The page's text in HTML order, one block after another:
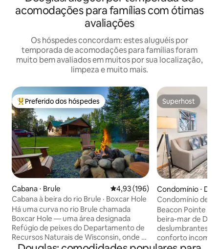
acomodações para famílias com ótimas
avaliações
Os hóspedes concordam: estes aluguéis por
temporada de acomodações para famílias foram
muito bem avaliados em muitos por sua localização,
limpeza e muito mais.
Entre os melhores preferidos dos hóspedes
Preferido dos hóspedes
Cabana ⋅ Brule 4,93 de uma avaliação média de
4,93 (196)
Cabana à beira do rio Brule · Boxcar Hole
Há uma curva no rio Brule chamada
Boxcar Hole — uma área designada
Refúgio de peixes do Departamento de
Recursos Naturais de Wisconsin, onde os
peixes se reúnem em águas protegidas.
Superhost
Superhost
Condomínio ⋅
Condomínio de
Superior
Beacon Pointe é
beira-mar de
deslumbrantes
conforto
espaçosos